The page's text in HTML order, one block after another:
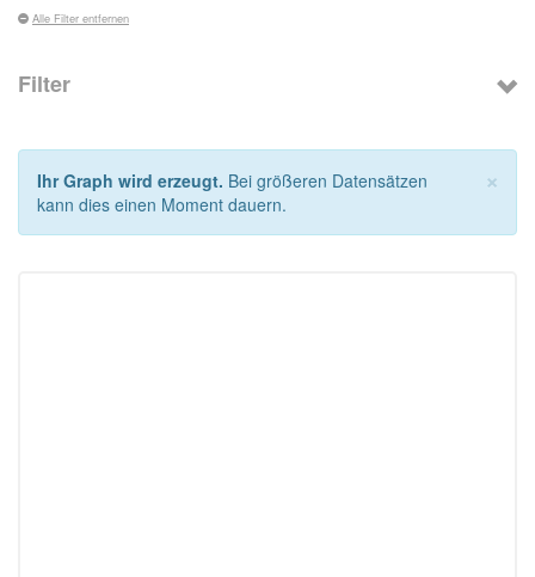
Alle Filter entfernen
Filter
×
Ihr Graph wird erzeugt. Bei größeren Datensätzen
kann dies einen Moment dauern.